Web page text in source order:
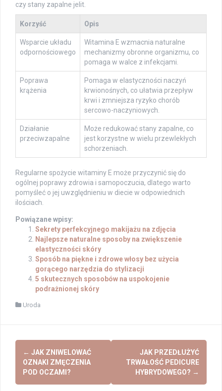
czy stany zapalne jelit.
Korzyść Opis
Wsparcie układu
odpornościowego
Witamina E wzmacnia naturalne
mechanizmy obronne organizmu, co
pomaga w walce z infekcjami.
Poprawa
krążenia
Pomaga w elastyczności naczyń
krwionośnych, co ułatwia przepływ
krwi i zmniejsza ryzyko chorób
sercowo-naczyniowych.
Działanie
przeciwzapalne
Może redukować stany zapalne, co
jest korzystne w wielu przewlekłych
schorzeniach.
Regularne spożycie witaminy E może przyczynić się do
ogólnej poprawy zdrowia i samopoczucia, dlatego warto
pomyśleć o jej uwzględnieniu w diecie w odpowiednich
ilościach.
Powiązane wpisy:
Sekrety perfekcyjnego makijażu na zdjęcia
Najlepsze naturalne sposoby na zwiększenie
elastyczności skóry
Sposób na piękne i zdrowe włosy bez użycia
gorącego narzędzia do stylizacji
5 skutecznych sposobów na uspokojenie
podrażnionej skóry
Uroda
Post
navigation
← JAK ZNIWELOWAĆ
OZNAKI ZMĘCZENIA
POD OCZAMI?
JAK PRZEDŁUŻYĆ
TRWAŁOŚĆ PEDICURE
HYBRYDOWEGO? →